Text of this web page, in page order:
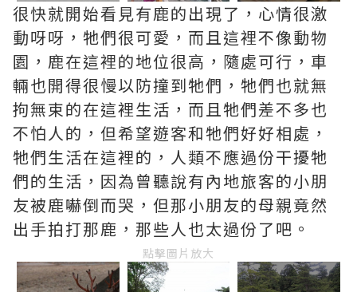
很快就開始看見有鹿的出現了，心情很激
動呀呀，牠們很可愛，而且這裡不像動物
園，鹿在這裡的地位很高，隨處可行，車
輛也開得很慢以防撞到牠們，牠們也就無
拘無束的在這裡生活，而且牠們差不多也
不怕人的，但希望遊客和牠們好好相處，
牠們生活在這裡的，人類不應過份干擾牠
們的生活，因為曾聽說有內地旅客的小朋
友被鹿嚇倒而哭，但那小朋友的母親竟然
出手拍打那鹿，那些人也太過份了吧。
點擊圖片放大